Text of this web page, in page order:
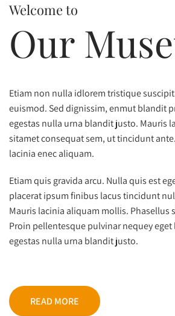
Welcome to
Our
Etiam non nulla idlorem tristique
euismod. Sed dignissim, enmut blandit
egestas nulla urna blandit justo. Mauris
sitamet consequat sem, ut tincidunt
lacinia enec aliquam.
Etiam quis gravida arcu. Nulla quis est
placerat ipsum finibus lacus tincidunt
Mauris lacinia aliquam mollis.
Proin pellentesque pulvinar nequey
egestas nulla urna blandit justo.
READ MORE